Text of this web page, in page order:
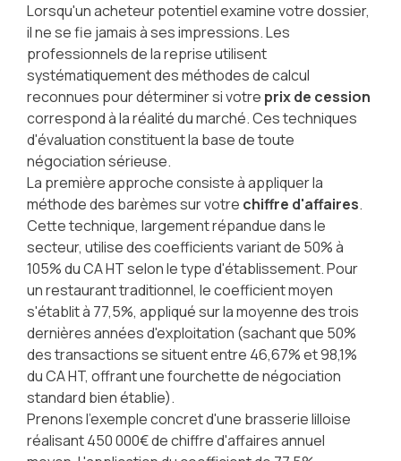
Lorsqu'un acheteur potentiel examine votre dossier,
il ne se fie jamais à ses impressions. Les
professionnels de la reprise utilisent
systématiquement des méthodes de calcul
reconnues pour déterminer si votre prix de cession
correspond à la réalité du marché. Ces techniques
d'évaluation constituent la base de toute
négociation sérieuse.
La première approche consiste à appliquer la
méthode des barèmes sur votre chiffre d'affaires.
Cette technique, largement répandue dans le
secteur, utilise des coefficients variant de 50% à
105% du CA HT selon le type d'établissement. Pour
un restaurant traditionnel, le coefficient moyen
s'établit à 77,5%, appliqué sur la moyenne des trois
dernières années d'exploitation (sachant que 50%
des transactions se situent entre 46,67% et 98,1%
du CA HT, offrant une fourchette de négociation
standard bien établie).
Prenons l'exemple concret d'une brasserie lilloise
réalisant 450 000€ de chiffre d'affaires annuel